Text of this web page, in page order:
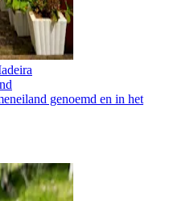
genoemd en in het